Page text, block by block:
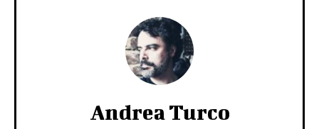
Andrea Turco